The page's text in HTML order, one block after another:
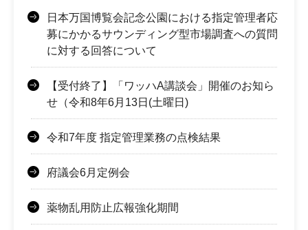
日本万国博覧会記念公園における指定管理者応
募にかかるサウンディング型市場調査への質問
に対する回答について
【受付終了】「ワッハA講談会」開催のお知ら
せ（令和8年6月13日(土曜日)
令和7年度 指定管理業務の点検結果
府議会6月定例会
薬物乱用防止広報強化期間